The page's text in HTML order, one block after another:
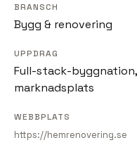
BRANSCH
Bygg & renovering
UPPDRAG
Full-stack-
marknadsplats
WEBBPLATS
https://hemrenovering.se